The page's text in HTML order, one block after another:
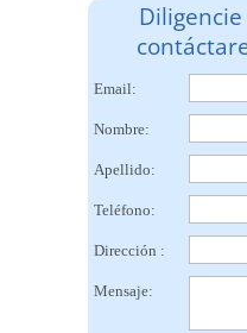
Email:
Nombre:
Apellido:
Teléfono:
Dirección :
Mensaje: